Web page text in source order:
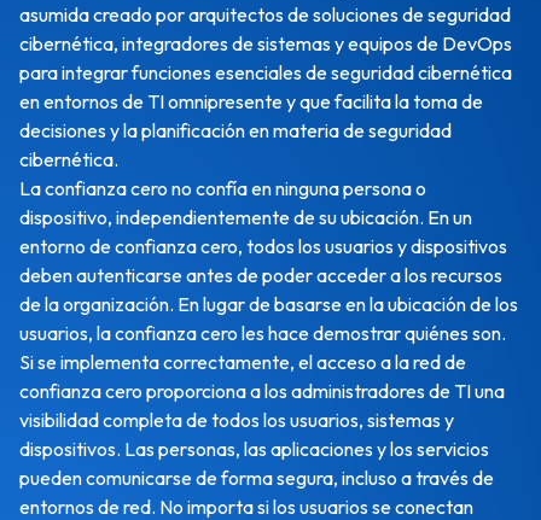
asumida creado por arquitectos de soluciones de seguridad
cibernética, integradores de sistemas y equipos de DevOps
para integrar funciones esenciales de seguridad cibernética
en entornos de TI omnipresente y que facilita la toma de
decisiones y la planificación en materia de seguridad
cibernética.
La confianza cero no confía en ninguna persona o
dispositivo, independientemente de su ubicación. En un
entorno de confianza cero, todos los usuarios y dispositivos
deben autenticarse antes de poder acceder a los recursos
de la organización. En lugar de basarse en la ubicación de los
usuarios, la confianza cero les hace demostrar quiénes son.
Si se implementa correctamente, el acceso a la red de
confianza cero proporciona a los administradores de TI una
visibilidad completa de todos los usuarios, sistemas y
dispositivos. Las personas, las aplicaciones y los servicios
pueden comunicarse de forma segura, incluso a través de
entornos de red. No importa si los usuarios se conectan